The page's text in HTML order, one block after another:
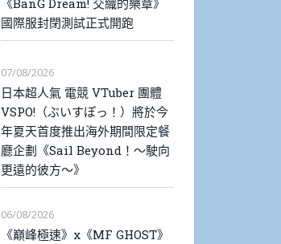
國際服封閉測試正式開跑
07/08/2026
日本超人氣 電競 VTuber 團體
VSPO!（ぶいすぽっ！）將於今
年夏天首度推出海外期間限定餐
廳企劃《Sail Beyond！～駛向
更遠的彼方～》
06/08/2026
《巔峰極速》x《MF GHOST》